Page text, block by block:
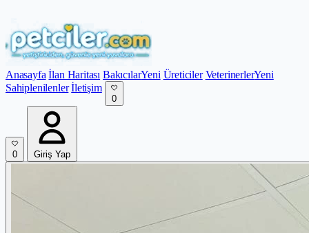
Anasayfa İlan Haritası BakıcılarYeni Üreticiler VeterinerlerYeni
Sahiplenilenler İletişim
0
0 Giriş Yap